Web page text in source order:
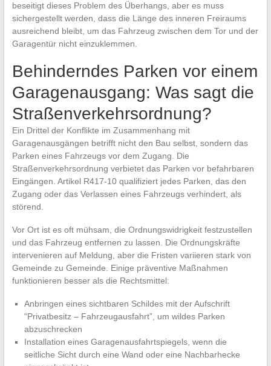
beseitigt dieses Problem des Überhangs, aber es muss
sichergestellt werden, dass die Länge des inneren Freiraums
ausreichend bleibt, um das Fahrzeug zwischen dem Tor und der
Garagentür nicht einzuklemmen.
Behinderndes Parken vor einem
Garagenausgang: Was sagt die
Straßenverkehrsordnung?
Ein Drittel der Konflikte im Zusammenhang mit
Garagenausgängen betrifft nicht den Bau selbst, sondern das
Parken eines Fahrzeugs vor dem Zugang. Die
Straßenverkehrsordnung verbietet das Parken vor befahrbaren
Eingängen. Artikel R417-10 qualifiziert jedes Parken, das den
Zugang oder das Verlassen eines Fahrzeugs verhindert, als
störend.
Vor Ort ist es oft mühsam, die Ordnungswidrigkeit festzustellen
und das Fahrzeug entfernen zu lassen. Die Ordnungskräfte
intervenieren auf Meldung, aber die Fristen variieren stark von
Gemeinde zu Gemeinde. Einige präventive Maßnahmen
funktionieren besser als die Rechtsmittel:
Anbringen eines sichtbaren Schildes mit der Aufschrift
“Privatbesitz – Fahrzeugausfahrt”, um wildes Parken
abzuschrecken
Installation eines Garagenausfahrtspiegels, wenn die
seitliche Sicht durch eine Wand oder eine Nachbarhecke